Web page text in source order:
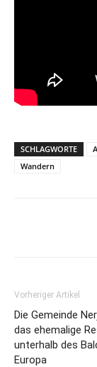
SCHLAGWORTE
Wandern
Vorheriger Artikel
Die Gemeinde
das ehemalige
unterhalb des
Europa